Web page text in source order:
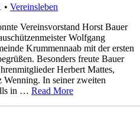
• Vereinsleben
Vereinsvorstand Horst Bauer
Wolfgang
Krummennaab mit der ersten
Besonders freute Bauer
Herbert Mattes,
In seiner zweiten
in … Read More